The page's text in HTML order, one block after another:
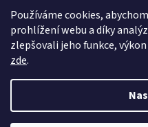
Používáme cookies,
prohlížení webu a díky
zlepšovali jeho funkce,
zde.
PŘIHLÁSIT SE